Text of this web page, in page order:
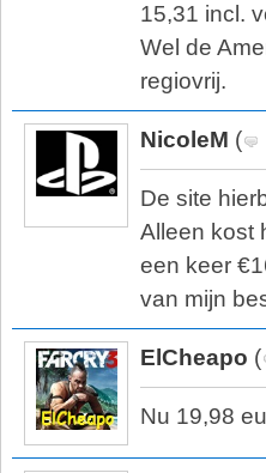
15,31 incl.
Wel de
regiovrij.
NicoleM (
De site
Alleen kost
een keer
van mijn
ElCheapo (
Nu 19,98